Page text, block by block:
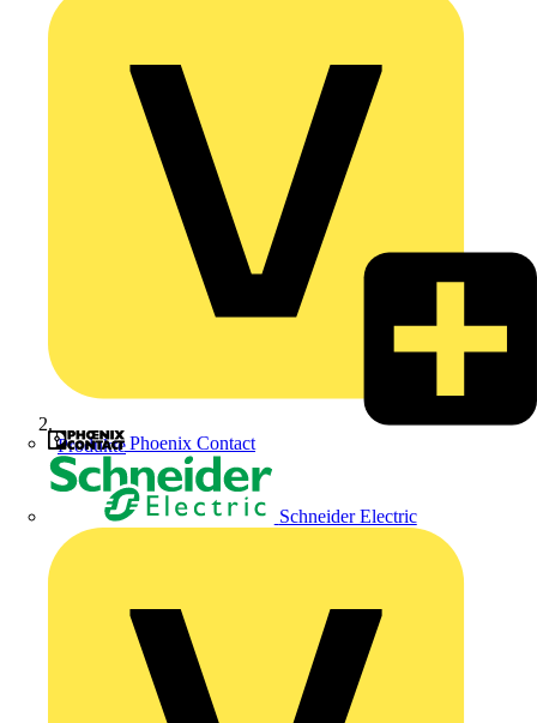
Phoenix Contact
Schneider Electric
Produkte